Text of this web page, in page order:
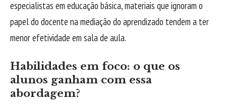
especialistas em educação básica, materiais que ignoram o
papel do docente na mediação do aprendizado tendem a ter
menor efetividade em sala de aula.
Habilidades em foco: o que os
alunos ganham com essa
abordagem?